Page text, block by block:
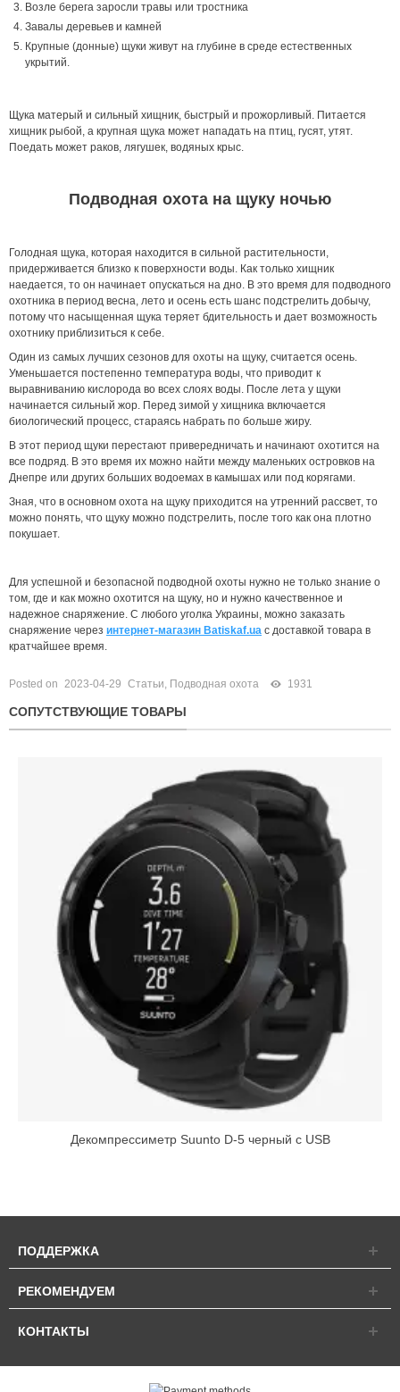
Возле берега заросли травы или тростника
Завалы деревьев и камней
Крупные (донные) щуки живут на глубине в среде естественных
укрытий.
Щука матерый и сильный хищник, быстрый и прожорливый. Питается
хищник рыбой, а крупная щука может нападать на птиц, гусят, утят.
Поедать может раков, лягушек, водяных крыс.
Подводная охота на щуку ночью
Голодная щука, которая находится в сильной растительности,
придерживается близко к поверхности воды. Как только хищник
наедается, то он начинает опускаться на дно. В это время для подводного
охотника в период весна, лето и осень есть шанс подстрелить добычу,
потому что насыщенная щука теряет бдительность и дает возможность
охотнику приблизиться к себе.
Один из самых лучших сезонов для охоты на щуку, считается осень.
Уменьшается постепенно температура воды, что приводит к
выравниванию кислорода во всех слоях воды. После лета у щуки
начинается сильный жор. Перед зимой у хищника включается
биологический процесс, стараясь набрать по больше жиру.
В этот период щуки перестают привередничать и начинают охотится на
все подряд. В это время их можно найти между маленьких островков на
Днепре или других больших водоемах в камышах или под корягами.
Зная, что в основном охота на щуку приходится на утренний рассвет, то
можно понять, что щуку можно подстрелить, после того как она плотно
покушает.
Для успешной и безопасной подводной охоты нужно не только знание о
том, где и как можно охотится на щуку, но и нужно качественное и
надежное снаряжение. С любого уголка Украины, можно заказать
снаряжение через интернет-магазин Batiskaf.ua с доставкой товара в
кратчайшее время.
Posted on 2023-04-29 Статьи, Подводная охота 1931
СОПУТСТВУЮЩИЕ ТОВАРЫ
Декомпрессиметр Suunto D-5 черный с USB
ПОДДЕРЖКА
РЕКОМЕНДУЕМ
КОНТАКТЫ